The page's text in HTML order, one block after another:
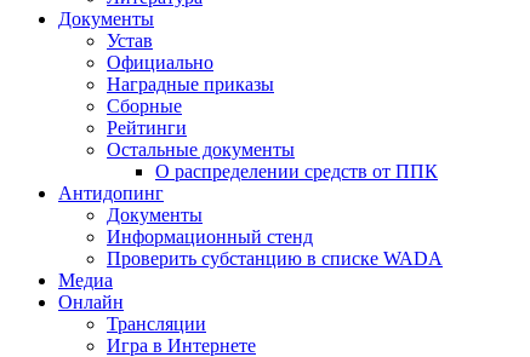
Документы
Устав
Официально
Наградные приказы
Сборные
Рейтинги
Остальные документы
О распределении средств от ППК
Антидопинг
Документы
Информационный стенд
Проверить субстанцию в списке WADA
Медиа
Онлайн
Трансляции
Игра в Интернете